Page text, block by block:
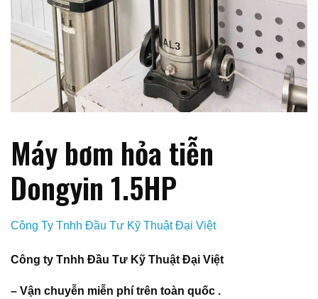
Máy bơm hỏa tiễn
Dongyin 1.5HP
Công Ty Tnhh Đầu Tư Kỹ Thuật Đại Việt
Công ty Tnhh Đầu Tư Kỹ Thuật Đại Việt
– Vận chuyễn miễn phí trên toàn quốc .